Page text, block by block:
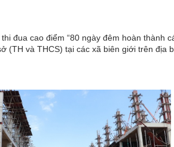
đua cao điểm “80 ngày đêm hoàn thành
(TH và THCS) tại các xã biên giới trên địa